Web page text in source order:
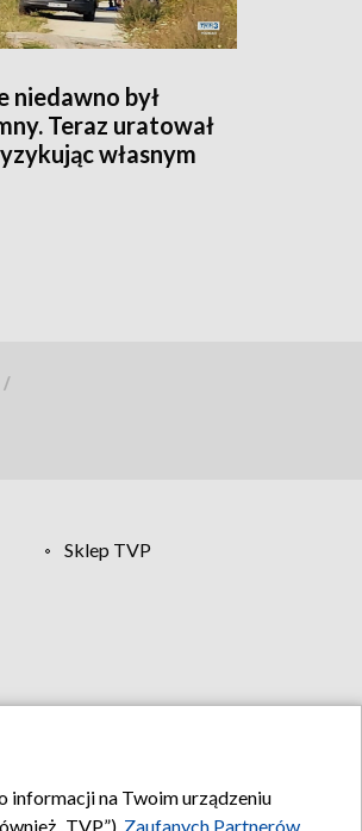
niedawno był
Teraz uratował
własnym
/
Sklep TVP
informacji na Twoim urządzeniu
„TVP”), Zaufanych Partnerów